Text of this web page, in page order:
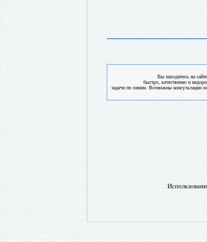
Вы находитесь на
быстро, качественно и
задачи по химии. Возможны консультации